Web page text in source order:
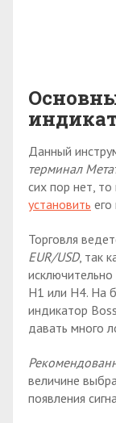
Данный
терминал
сих пор нет,
установить
Торговля
EUR/USD, так
H1 или H4. На
индикатор
давать много
величине
появления